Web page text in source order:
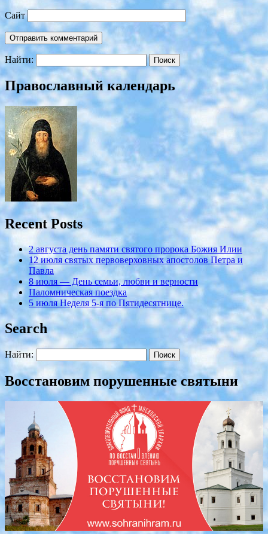
Сайт
Найти:
Православный календарь
Recent Posts
2 августа день памяти святого пророка Божия Илии
12 июля cвятых первоверховных апостолов Петра и
Павла
8 июля — День семьи, любви и верности
Паломническая поездка
5 июля Неделя 5-я по Пятидесятнице.
Search
Найти:
Восстановим порушенные святыни